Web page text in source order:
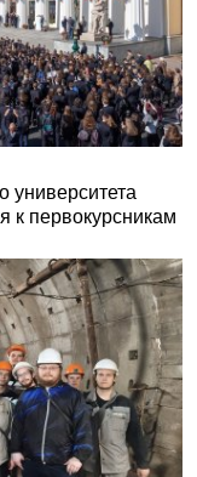
университета
к первокурсникам